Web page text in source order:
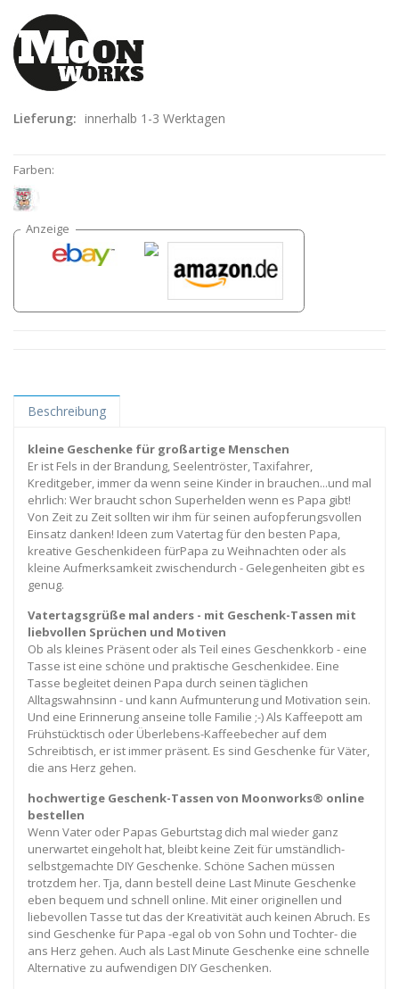
Lieferung: innerhalb 1-3 Werktagen
Farben:
Beschreibung
kleine Geschenke für großartige Menschen
Er ist Fels in der Brandung, Seelentröster, Taxifahrer,
Kreditgeber, immer da wenn seine Kinder in brauchen...und mal
ehrlich: Wer braucht schon Superhelden wenn es Papa gibt!
Von Zeit zu Zeit sollten wir ihm für seinen aufopferungsvollen
Einsatz danken! Ideen zum Vatertag für den besten Papa,
kreative Geschenkideen fürPapa zu Weihnachten oder als
kleine Aufmerksamkeit zwischendurch - Gelegenheiten gibt es
genug.
Vatertagsgrüße mal anders - mit Geschenk-Tassen mit
liebvollen Sprüchen und Motiven
Ob als kleines Präsent oder als Teil eines Geschenkkorb - eine
Tasse ist eine schöne und praktische Geschenkidee. Eine
Tasse begleitet deinen Papa durch seinen täglichen
Alltagswahnsinn - und kann Aufmunterung und Motivation sein.
Und eine Erinnerung anseine tolle Familie ;-) Als Kaffeepott am
Frühstücktisch oder Überlebens-Kaffeebecher auf dem
Schreibtisch, er ist immer präsent. Es sind Geschenke für Väter,
die ans Herz gehen.
hochwertige Geschenk-Tassen von Moonworks® online
bestellen
Wenn Vater oder Papas Geburtstag dich mal wieder ganz
unerwartet eingeholt hat, bleibt keine Zeit für umständlich-
selbstgemachte DIY Geschenke. Schöne Sachen müssen
trotzdem her. Tja, dann bestell deine Last Minute Geschenke
eben bequem und schnell online. Mit einer originellen und
liebevollen Tasse tut das der Kreativität auch keinen Abruch. Es
sind Geschenke für Papa -egal ob von Sohn und Tochter- die
ans Herz gehen. Auch als Last Minute Geschenke eine schnelle
Alternative zu aufwendigen DIY Geschenken.